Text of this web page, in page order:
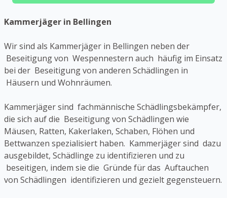
Kammerjäger in Bellingen
Wir sind als Kammerjäger in Bellingen neben der
Beseitigung von Wespennestern auch häufig im Einsatz
bei der Beseitigung von anderen Schädlingen in
Häusern und Wohnräumen.
Kammerjäger sind fachmännische Schädlingsbekämpfer,
die sich auf die Beseitigung von Schädlingen wie
Mäusen, Ratten, Kakerlaken, Schaben, Flöhen und
Bettwanzen spezialisiert haben. Kammerjäger sind dazu
ausgebildet, Schädlinge zu identifizieren und zu
beseitigen, indem sie die Gründe für das Auftauchen
von Schädlingen identifizieren und gezielt gegensteuern.